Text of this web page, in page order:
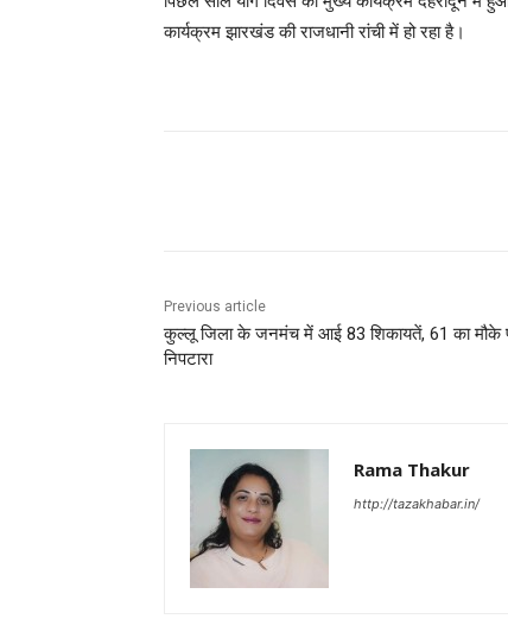
कार्यक्रम झारखंड की राजधानी रांची में हो रहा है।
Previous article
कुल्लू जिला के जनमंच में आई 83 शिकायतें, 61 का मौके
निपटारा
Rama Thakur
http://tazakhabar.in/